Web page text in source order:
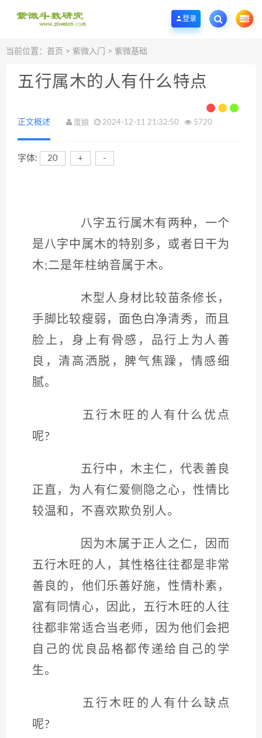
欢迎您光临紫微斗数学堂，一个优质的紫微斗数研究学习基地。
登录
当前位置： 首页 > 紫微入门 > 紫微基础
五行属木的人有什么特点
正文概述 度娘 2024-12-11 21:32:50 5720
字体: 20 + -
八字五行属木有两种，一个
是八字中属木的特别多，或者日干为
木;二是年柱纳音属于木。
木型人身材比较苗条修长，
手脚比较瘦弱，面色白净清秀，而且
脸上，身上有骨感，品行上为人善
良，清高洒脱，脾气焦躁，情感细
腻。
五行木旺的人有什么优点
呢?
五行中，木主仁，代表善良
正直，为人有仁爱侧隐之心，性情比
较温和，不喜欢欺负别人。
因为木属于正人之仁，因而
五行木旺的人，其性格往往都是非常
善良的，他们乐善好施，性情朴素，
富有同情心，因此，五行木旺的人往
往都非常适合当老师，因为他们会把
自己的优良品格都传递给自己的学
生。
五行木旺的人有什么缺点
呢?